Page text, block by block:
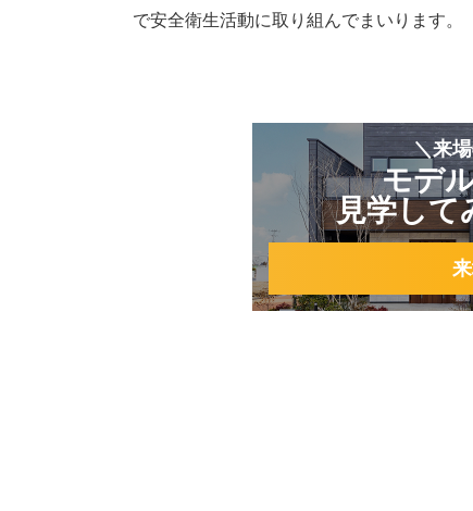
で安全衛生活動に取り組んでまいります。
＼来
モデ
見学して